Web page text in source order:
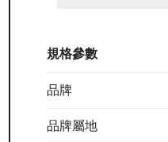
規格參數
品牌
品牌屬地